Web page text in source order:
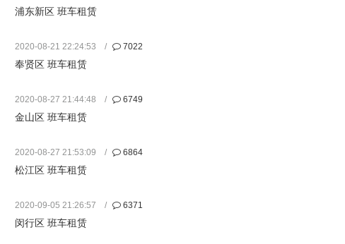
浦东新区 班车租赁
2020-08-21 22:24:53 7022
奉贤区 班车租赁
2020-08-27 21:44:48 6749
金山区 班车租赁
2020-08-27 21:53:09 6864
松江区 班车租赁
2020-09-05 21:26:57 6371
闵行区 班车租赁